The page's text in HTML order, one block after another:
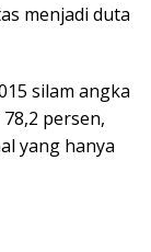
menjadi duta
silam angka
persen,
yang hanya